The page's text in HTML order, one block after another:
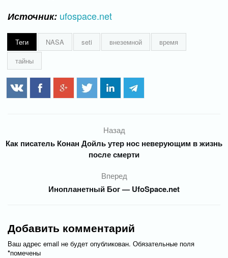
Источник: ufospace.net
Теги NASA seti внеземной
время
тайны
Назад
Как писатель Конан Дойль утер нос неверующим в жизнь
после смерти
Вперед
Инопланетный Бог — UfoSpace.net
Добавить комментарий
Ваш адрес email не будет опубликован. Обязательные поля
помечены
*